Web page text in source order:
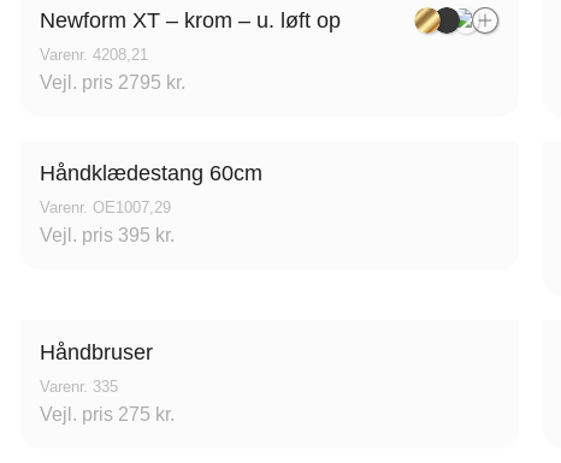
Newform XT – krom – u. løft op
Varenr. 4208,21
Vejl. pris 2795 kr.
Håndklædestang 60cm
Varenr. OE1007,29
Vejl. pris 395 kr.
Håndbruser
Varenr. 335
Vejl. pris 275 kr.